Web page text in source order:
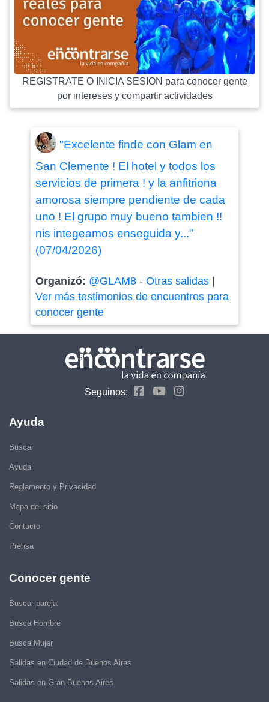
REGISTRATE O INICIA SESION para conocer gente
por intereses y compartir actividades
"Excelente finde con Glam en
San Clemente ! El hotel y todos los
servicios de primera ! y la anfitriona
amorosa siempre pendiente de cada
uno ! El grupo muy bueno tambien !!
nis integeamos enseguida y..."
(07/04/2026)
Organizó: @GLAM8- Otras salidas|
Ver más testimonios de encuentros para
conocer gente
Seguinos:
Ayuda
Buscar
Ayuda
Reglamento y Privacidad
Mapa del sitio
Contacto
Prensa
Conocer gente
Buscar pareja
Busca Hombre
Busca Mujer
Salidas en Ciudad de Buenos Aires
Salidas en Gran Buenos Aires